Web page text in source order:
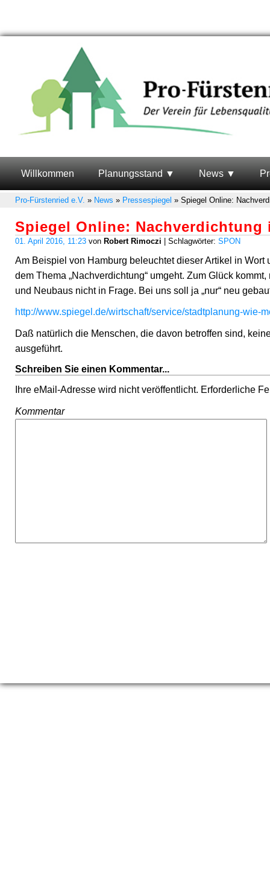
Willkommen Planungsstand News
Pro-Fürstenried e.V. » News » Pressespiegel » Spiegel Online:
Spiegel Online: Nachverdichtung
01. April 2016, 11:23 von Robert Rimoczi | Schlagwörter: SPON
Am Beispiel von Hamburg beleuchtet dieser Artikel in
dem Thema „Nachverdichtung“ umgeht. Zum Glück
und Neubaus nicht in Frage. Bei uns soll ja „nur“ neu
http://www.spiegel.de/wirtschaft/service/stadtplanung-wie-
Daß natürlich die Menschen, die davon betroffen sind,
ausgeführt.
Schreiben Sie einen Kommentar...
Ihre eMail-Adresse wird nicht veröffentlicht. Erforderliche
Kommentar